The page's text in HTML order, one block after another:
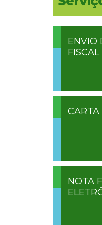
ENVIO
FISCAL
CARTA
NOTA